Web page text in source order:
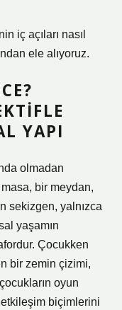
iç açıları nasıl
ele alıyoruz.
YAPI
olmadan
bir meydan,
sekizgen, yalnızca
yaşamın
Çocukken
bir zemin çizimi,
oyun
biçimlerini